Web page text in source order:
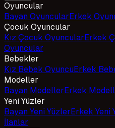
Oyuncular
Bayan OyuncularErkek
Çocuk Oyuncular
Kız Çocuk OyuncularErkek
Oyuncular
Bebekler
Kız Bebek OyuncuErkek
Modeller
Bayan ModellerErkek
Yeni Yüzler
Bayan Yeni YüzlerErkek Yeni
İlanlar